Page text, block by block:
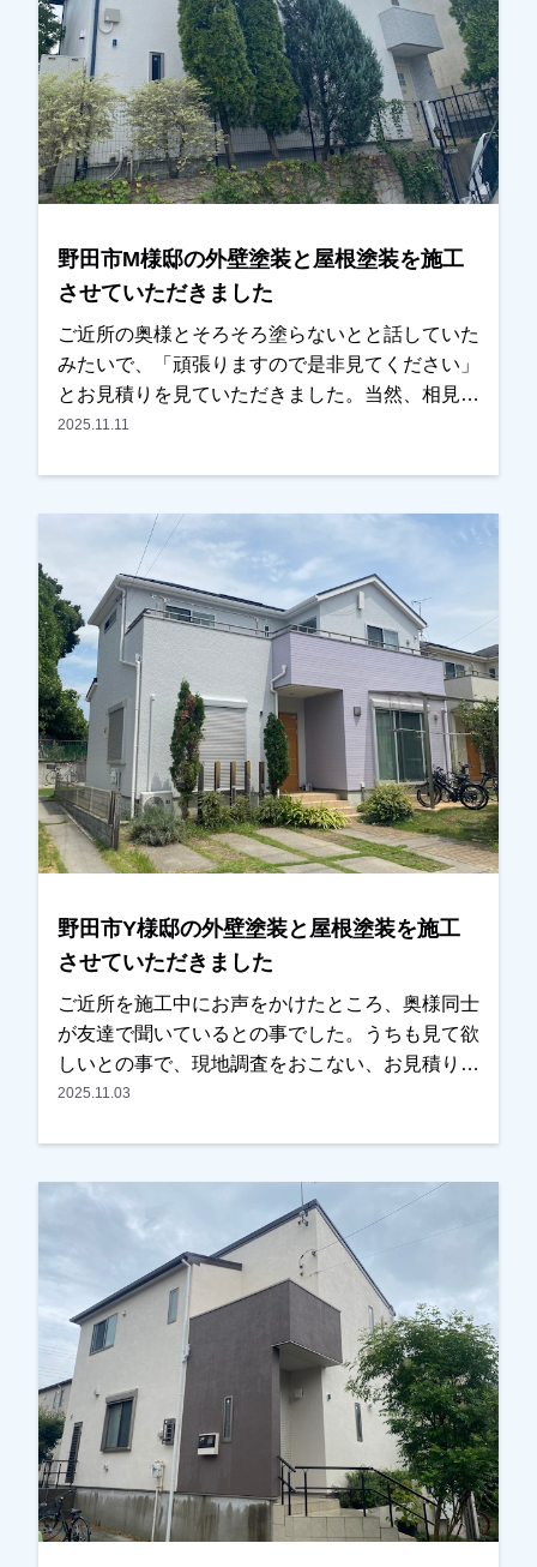
夫です！現地調査、お見積りをもちろん無料にて
おこなっております。またお支払い方法につきま
しても、無金利ローンも取り扱っておりますの
で、ご遠慮なくお申しつけください。お待ちして
おります。
野田市M様邸の外壁塗装と屋根塗装を施工
させていただきました
ご近所の奥様とそろそろ塗らないとと話していた
みたいで、「頑張りますので是非見てください」
とお見積りを見ていただきました。当然、相見積
もりでしたが内容・条件を見比べた時に、弊社が
装も任せていただきました。塗装はもちろん、内
装の仕上がりも 「こんな所まで見てくれる
の！？」とびっくりされていましたが、非常に喜
んでいただき、ご満足して頂けたみたいでよかっ
たです。ありがとうございました。越谷市、春日
部市、野田市、吉川市、草加市またはその他地域
でも外壁塗装をお考えのお客様、まずはご相談か
らでも大丈夫です！現地調査、お見積りはもちろ
ん無料にておこなっております。またお支払い方
法につきましても、無金利ローンも取り扱ってま
すので、ご遠慮なくお申しつけください。お待ち
しております。
2025.11.11
野田市Y様邸の外壁塗装と屋根塗装を施工
させていただきました
ご近所を施工中にお声をかけたところ、奥様同士
が友達で聞いているとの事でした。うちも見て欲
しいとの事で、現地調査をおこない、お見積りを
お出ししました。以前に違う業者で見積もりを取
た。弊社の資料とお見積りをお渡ししましたら、
ご予算内で、内容も分かりやすかったとの事で、
ＯＫをいただき、任せていただきました。色は奥
さまがお決めになられましたが、こだわった方
で、実は汚れの目立つ見えない箇所には濃い色を
もってきてます。また薄紫いろも非常に綺麗で、
ご近所の方からも評判がよかったです。仕上りも
とてもいいとご満足していただけました。ありが
とうございました。越谷市、春日部市、野田市、
吉川市、草加市またはその他地域でも外壁塗装を
お考えのお客様、まずはご相談からでも大丈夫で
す！現地調査、お見積りはもちろん無料にておこ
なっております。またお支払い方法につきまして
2025.11.03